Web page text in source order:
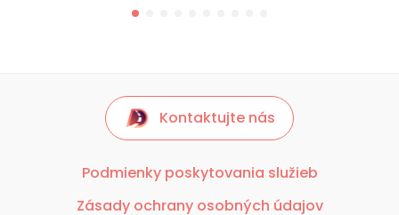
Kontaktujte nás
Podmienky poskytovania služieb
Zásady ochrany osobných údajov